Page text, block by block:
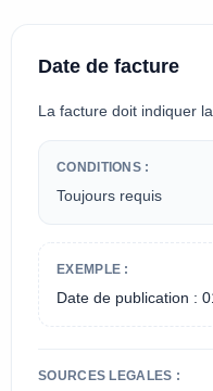
Date de facture
La facture doit indiquer
CONDITIONS :
Toujours requis
EXEMPLE :
Date de publication :
SOURCES LEGALES :